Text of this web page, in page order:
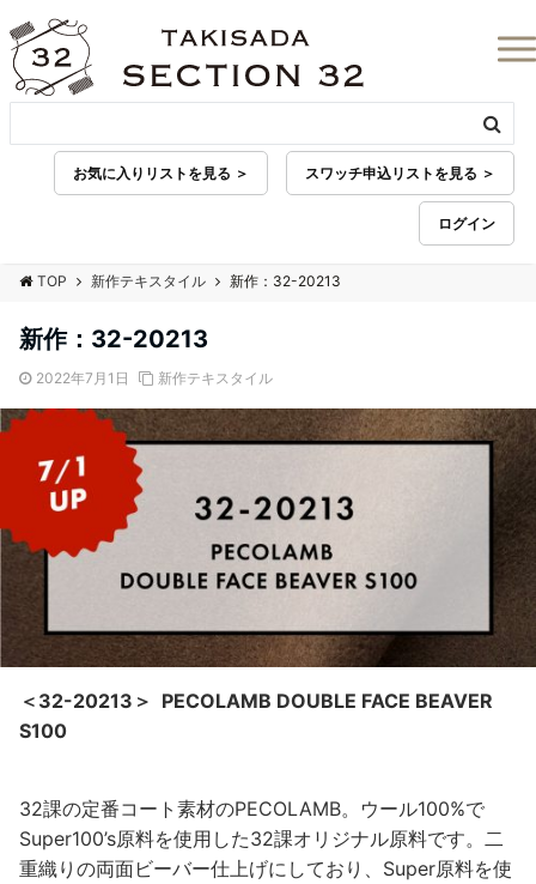
お気に入りリストを見る ＞ スワッチ申込リストを見る ＞
ログイン
TOP 新作テキスタイル 新作：32-20213
新作：32-20213
2022年7月1日 新作テキスタイル
＜32-20213＞ PECOLAMB DOUBLE FACE BEAVER
S100
32課の定番コート素材のPECOLAMB。ウール100%で
Super100’s原料を使用した32課オリジナル原料です。二
重織りの両面ビーバー仕上げにしており、Super原料を使